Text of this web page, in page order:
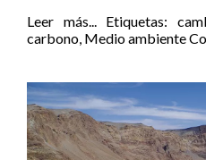
Leer más... Etiquetas:
carbono, Medio ambiente